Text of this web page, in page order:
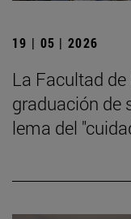
19 | 05 | 2026
La Facultad
graduación de
lema del